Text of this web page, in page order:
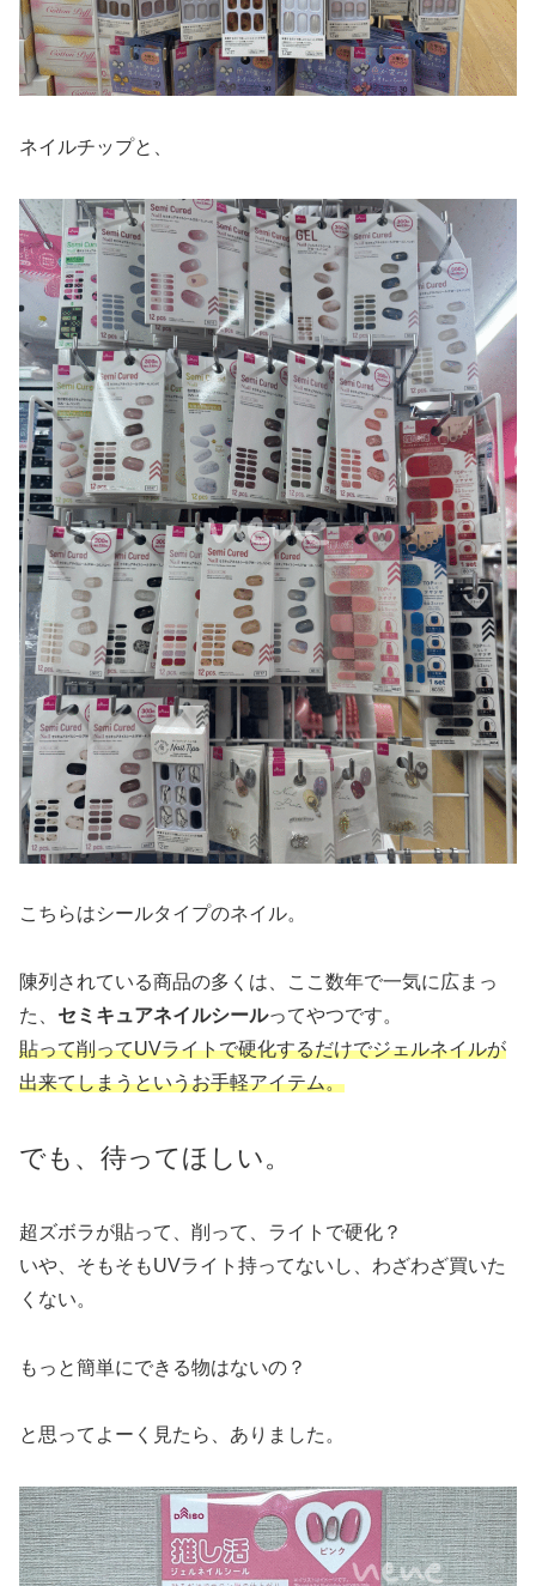
ネイルチップと、
こちらはシールタイプのネイル。
陳列されている商品の多くは、ここ数年で一気に広まっ
た、 セミキュアネイルシールってやつです。
貼って削ってUVライトで硬化するだけでジェルネイルが
出来てしまうというお手軽アイテム。
でも、待ってほしい。
超ズボラが貼って、削って、ライトで硬化？
いや、そもそもUVライト持ってないし、わざわざ買いた
くない。
もっと簡単にできる物はないの？
と思ってよーく見たら、ありました。